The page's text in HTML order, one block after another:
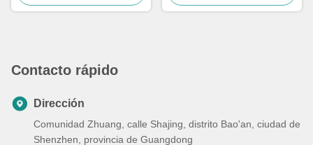
Contacto rápido
Dirección
Comunidad Zhuang, calle Shajing, distrito Bao'an, ciudad de
Shenzhen, provincia de Guangdong